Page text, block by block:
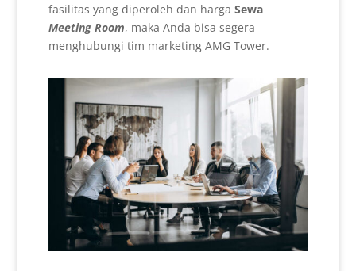
fasilitas yang diperoleh dan harga Sewa
Meeting Room, maka Anda bisa segera
menghubungi tim marketing AMG Tower.